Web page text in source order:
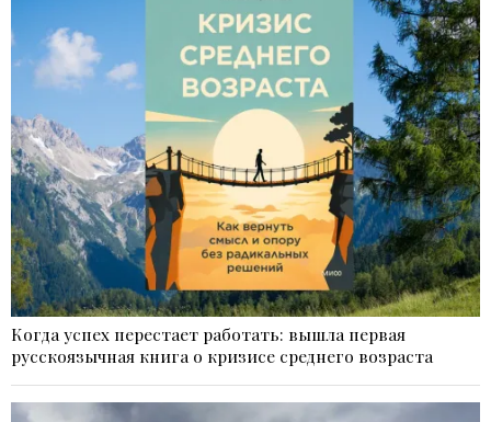
Когда успех перестает работать: вышла первая
русскоязычная книга о кризисе среднего возраста